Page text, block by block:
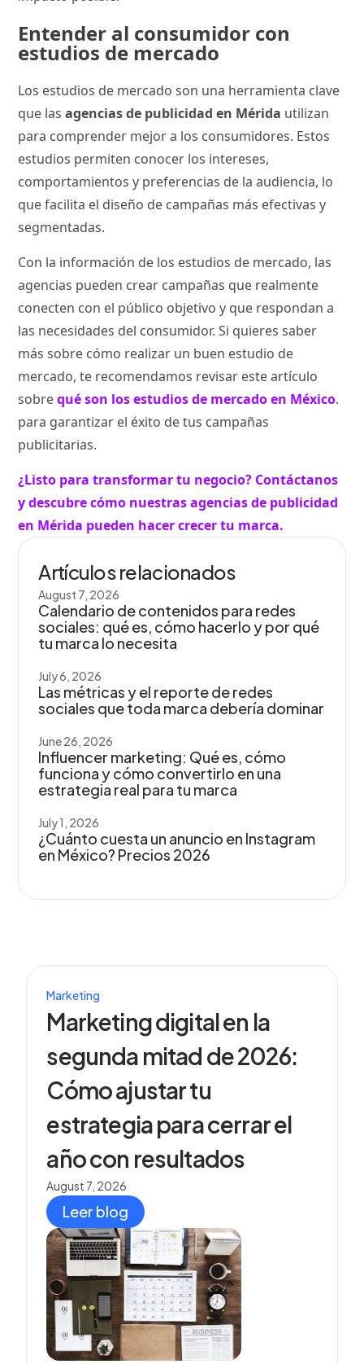
Entender al consumidor con
estudios de mercado
Los estudios de mercado son una herramienta clave
que lasagencias de publicidad en Mérida utilizan
para comprender mejor a los consumidores. Estos
estudios permiten conocer los intereses,
comportamientos y preferencias de la audiencia, lo
que facilita el diseño de campañas más efectivas y
segmentadas.
Con la información de los estudios de mercado, las
agencias pueden crear campañas que realmente
conecten con el público objetivo y que respondan a
las necesidades del consumidor. Si quieres saber
más sobre cómo realizar un buen estudio de
mercado, te recomendamos revisar este artículo
sobrequé son los estudios de mercado en México.
para garantizar el éxito de tus campañas
publicitarias.
¿Listo para transformar tu negocio? Contáctanos
y descubre cómo nuestras agencias de publicidad
en Mérida pueden hacer crecer tu marca.
Artículos relacionados
August 7, 2026
Calendario de contenidos para redes
sociales: qué es, cómo hacerlo y por qué
tu marca lo necesita
July 6, 2026
Las métricas y el reporte de redes
sociales que toda marca debería dominar
June 26, 2026
Influencer marketing: Qué es, cómo
funciona y cómo convertirlo en una
estrategia real para tu marca
July 1, 2026
¿Cuánto cuesta un anuncio en Instagram
en México? Precios 2026
Marketing
Marketing digital en la
segunda mitad de 2026:
Cómo ajustar tu
estrategia para cerrar el
año con resultados
August 7, 2026
Leer blog